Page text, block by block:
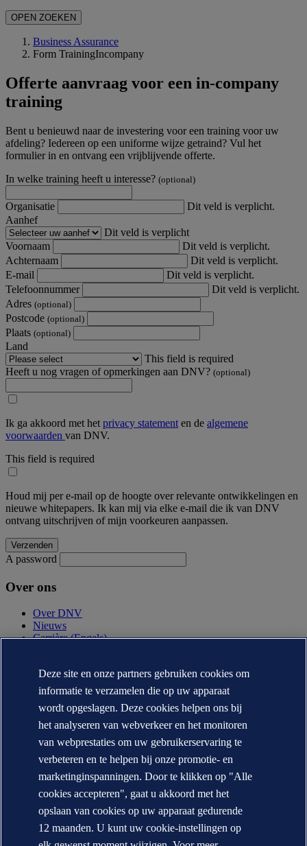
OPEN ZOEKEN
Business Assurance
Form TrainingIncompany
Offerte aanvraag voor een in-company
training
Bent u benieuwd naar de investering voor een training voor uw
afdeling? Iedereen op een uniforme wijze getraind? Vul het
formulier in en ontvang een vrijblijvende offerte.
In welke training heeft u interesse? (optional)
Organisatie
Dit veld is verplicht.
Aanhef
Dit veld is verplicht
Voornaam
Dit veld is verplicht.
Achternaam
Dit veld is verplicht.
E-mail
Dit veld is verplicht.
Telefoonnummer
Dit veld is verplicht.
Adres (optional)
Postcode (optional)
Plaats (optional)
Land
This field is required
Heeft u nog vragen of opmerkingen aan DNV? (optional)
Ik ga akkoord met het privacy statement en de algemene
voorwaarden van DNV.
This field is required
Houd mij per e-mail op de hoogte over relevante ontwikkelingen en
nieuwe whitepapers. Ik kan mij via elke e-mail die ik van DNV
ontvang uitschrijven of mijn voorkeuren aanpassen.
A password
Over ons
Over DNV
Nieuws
Carrière (Engels)
Contact
Neem contact op
DNV locaties
Mediacontacten
Veracity.com
Privacy Statement
Terms of Use
Copyright © DNV AS 2026
Cookie informatie
Deze site en onze partners gebruiken cookies om
informatie te verzamelen die op uw apparaat
wordt opgeslagen. Deze cookies helpen ons bij
het analyseren van webverkeer en het monitoren
van webprestaties om uw gebruikerservaring te
verbeteren en te helpen bij onze promotie- en
marketinginspanningen. Door te klikken op "Alle
cookies accepteren", gaat u akkoord met het
opslaan van cookies op uw apparaat gedurende
12 maanden. U kunt uw cookie-instellingen op